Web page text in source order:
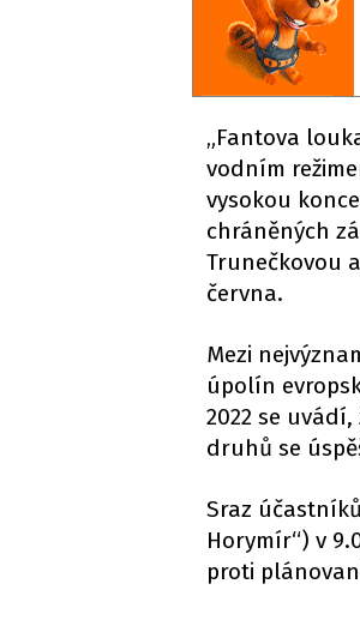
„Fantova
vodním
vysokou
chráněných
Trunečkovou
června.
Mezi
úpolín
2022 se
druhů se
Sraz
Horymír“) v
proti